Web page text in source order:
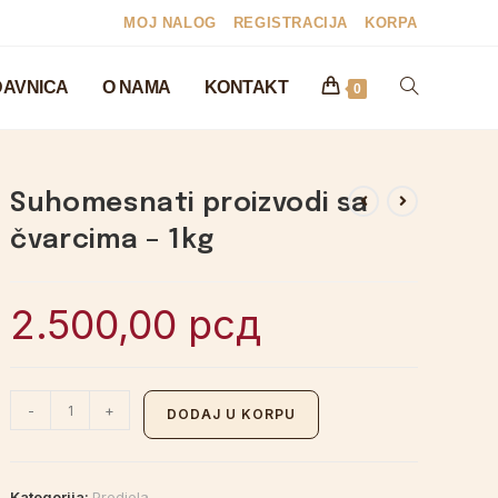
MOJ NALOG REGISTRACIJA KORPA
O NAMA KONTAKT 0
Suhomesnati proizvodi sa
čvarcima – 1kg
2.500,00 рсд
- + DODAJ U KORPU